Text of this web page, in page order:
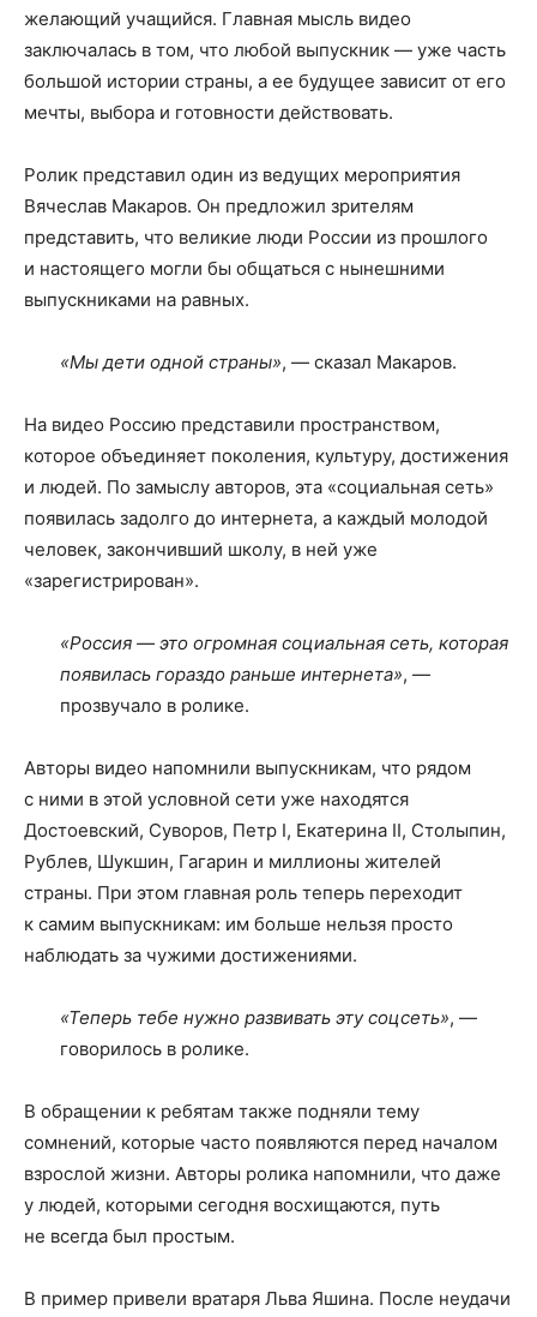
желающий учащийся. Главная мысль видео
заключалась в том, что любой выпускник — уже часть
большой истории страны, а ее будущее зависит от его
мечты, выбора и готовности действовать.
Ролик представил один из ведущих мероприятия
Вячеслав Макаров. Он предложил зрителям
представить, что великие люди России из прошлого
и настоящего могли бы общаться с нынешними
выпускниками на равных.
«Мы дети одной страны», — сказал Макаров.
На видео Россию представили пространством,
которое объединяет поколения, культуру, достижения
и людей. По замыслу авторов, эта «социальная сеть»
появилась задолго до интернета, а каждый молодой
человек, закончивший школу, в ней уже
«зарегистрирован».
«Россия — это огромная социальная сеть, которая
появилась гораздо раньше интернета», —
прозвучало в ролике.
Авторы видео напомнили выпускникам, что рядом
с ними в этой условной сети уже находятся
Достоевский, Суворов, Петр I, Екатерина II, Столыпин,
Рублев, Шукшин, Гагарин и миллионы жителей
страны. При этом главная роль теперь переходит
к самим выпускникам: им больше нельзя просто
наблюдать за чужими достижениями.
«Теперь тебе нужно развивать эту соцсеть», —
говорилось в ролике.
В обращении к ребятам также подняли тему
сомнений, которые часто появляются перед началом
взрослой жизни. Авторы ролика напомнили, что даже
у людей, которыми сегодня восхищаются, путь
не всегда был простым.
В пример привели вратаря Льва Яшина. После неудачи